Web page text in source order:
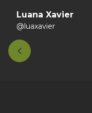
Luana Xavier
@luaxavier